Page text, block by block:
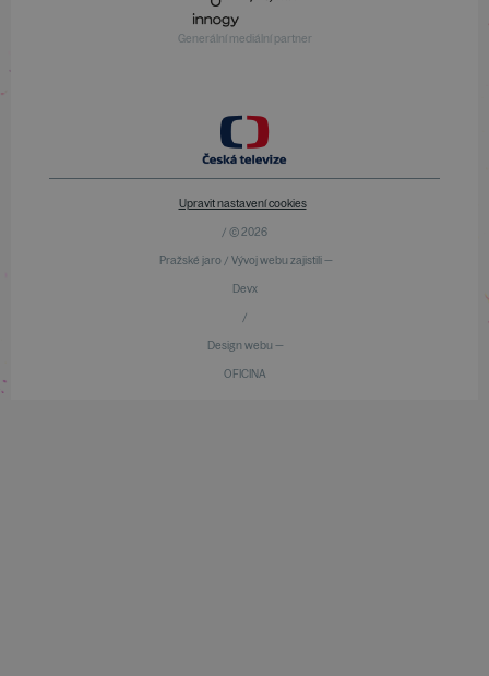
Generální mediální partner
Upravit nastavení cookies
/ © 2026
Pražské jaro / Vývoj webu zajistili —
Devx
/
Design webu —
OFICINA